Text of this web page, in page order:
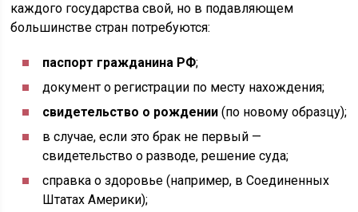
каждого государства свой, но в подавляющем
большинстве стран потребуются:
паспорт гражданина РФ;
документ о регистрации по месту нахождения;
свидетельство о рождении (по новому образцу);
в случае, если это брак не первый —
свидетельство о разводе, решение суда;
справка о здоровье (например, в Соединенных
Штатах Америки);